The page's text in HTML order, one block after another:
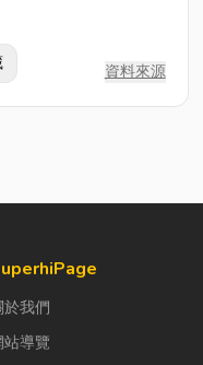
資料來源
於我們
站導覽